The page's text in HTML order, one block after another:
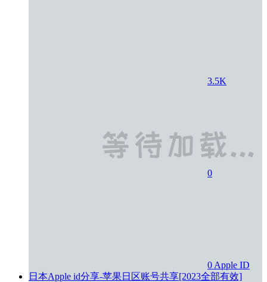
3.5K
0
0 Apple ID
日本Apple id分享-苹果日区账号共享[2023全部有效]